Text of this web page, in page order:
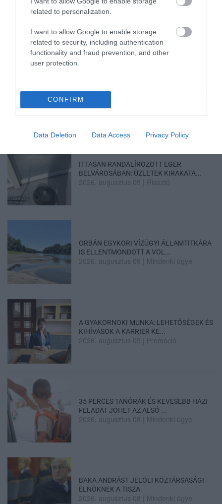
related to personalization.
I want to allow Google to enable storage
related to security, including authentication
functionality and fraud prevention, and other
user protection.
CONFIRM
Data Deletion Data Access Privacy Policy
ELEKTROMOS ROLLERREL SZENVEDETT
SÚLYOS BALESETET EGY FÉRF...
NÉLKÜLÖZHETETLEN ESZKÖZÖK
2026. augusztus 09
ITTASAN RANDALÍROZOTT EGER
BELVÁROSÁBAN: ÜZLETEK KIRAKATA...
2026. augusztus 09 Riasztó
ORBÁN EGYKORI VÍZÜGYI ÁLLAMTITKÁRA
IS ELLENTMONDOTT A VOL...
2026. augusztus 09 Mindenki ügye
A GYAKORNOKI MUNKA: LEHETŐSÉGEK ÉS
KIHÍVÁSOK A KARRIER KE...
2026. augusztus 09 Promóció
35 PERCES TANÓRÁK ÉS KEVESEBB HÁZI
FELADAT JÖHET AZ ALSÓ ...
2026. augusztus 08 Mindenki ügye
BAKA ANDRÁST JELÖLI KÖZTÁRSASÁGI
ELNÖKNEK A TISZA
2026. augusztus 08 Mindenki ügye